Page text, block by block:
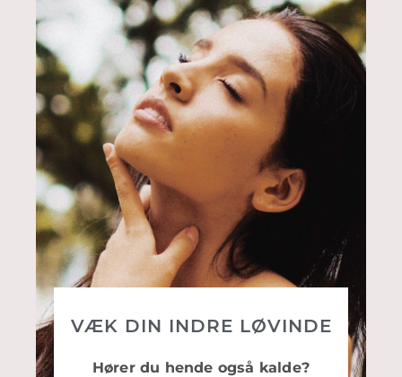
VÆK DIN INDRE LØVINDE
Hører du hende også kalde?